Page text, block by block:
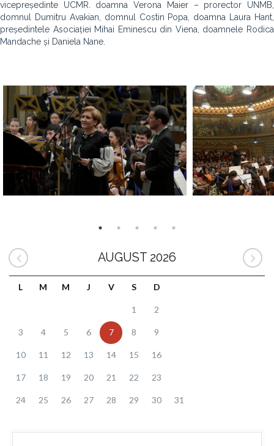
vicepreședinte UCMR. doamna Verona Maier – prorector UNMB,
domnul Dumitru Avakian, domnul Costin Popa, doamna Laura Hant,
președintele Asociației Mihai Eminescu din Viena, doamnele Rodica
Mandache și Daniela Nane.
AUGUST 2026
L M M J V S D
1 2
3 4 5 6 7 8 9
10 11 12 13 14 15 16
17 18 19 20 21 22 23
24 25 26 27 28 29 30 31